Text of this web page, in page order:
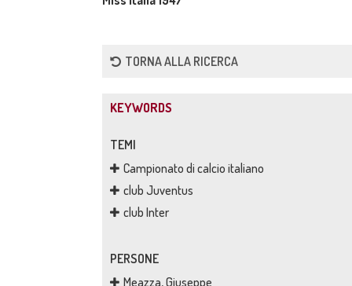
TORNA ALLA RICERCA
KEYWORDS
TEMI
Campionato di calcio italiano
club Juventus
club Inter
PERSONE
Meazza, Giuseppe